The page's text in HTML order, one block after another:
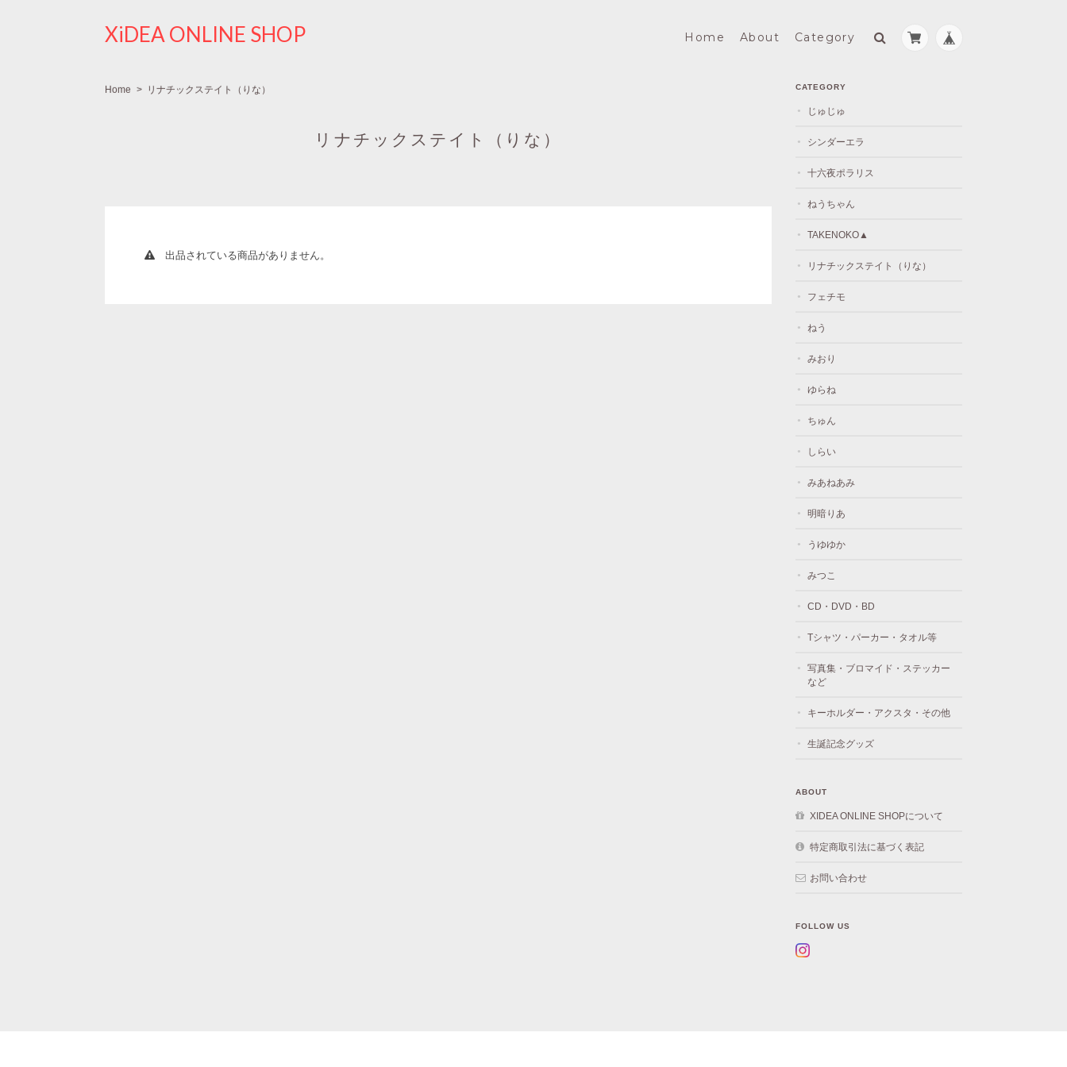
XiDEA ONLINE SHOP Home About Category
Home リナチックステイト（りな）
リナチックステイト（りな）
出品されている商品がありません。
CATEGORY
じゅじゅ
シンダーエラ
十六夜ポラリス
ねうちゃん
TAKENOKO▲
リナチックステイト（りな）
フェチモ
ねう
みおり
ゆらね
ちゅん
しらい
みあねあみ
明暗りあ
うゆゆか
みつこ
CD・DVD・BD
Tシャツ・パーカー・タオル等
写真集・ブロマイド・ステッカー
など
キーホルダー・アクスタ・その他
生誕記念グッズ
ABOUT
XIDEA ONLINE SHOPについて
特定商取引法に基づく表記
お問い合わせ
FOLLOW US